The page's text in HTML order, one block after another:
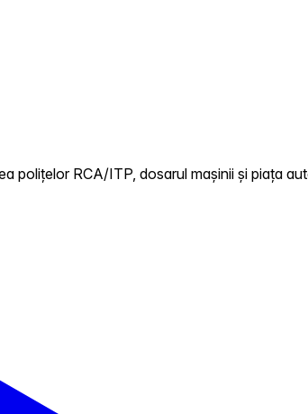
polițelor RCA/ITP, dosarul mașinii și piața